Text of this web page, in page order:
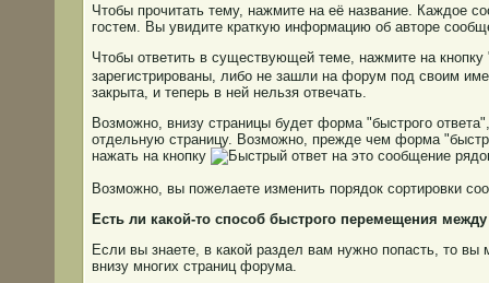
Чтобы прочитать тему, нажмите на её название. Каждое
гостем. Вы увидите краткую информацию об авторе
Чтобы ответить в существующей теме, нажмите на
зарегистрированы, либо не зашли на форум под своим
закрыта, и теперь в ней нельзя отвечать.
Возможно, внизу страницы будет форма "быстрого
отдельную страницу. Возможно, прежде чем форма
нажать на кнопку
Возможно, вы пожелаете изменить порядок сортировки
Есть ли какой-то способ быстрого перемещения
Если вы знаете, в какой раздел вам нужно попасть, то
внизу многих страниц форума.